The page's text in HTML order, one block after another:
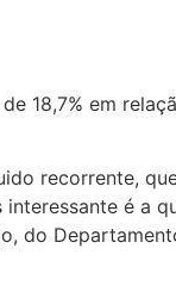
18,7% em
recorrente,
é a
do